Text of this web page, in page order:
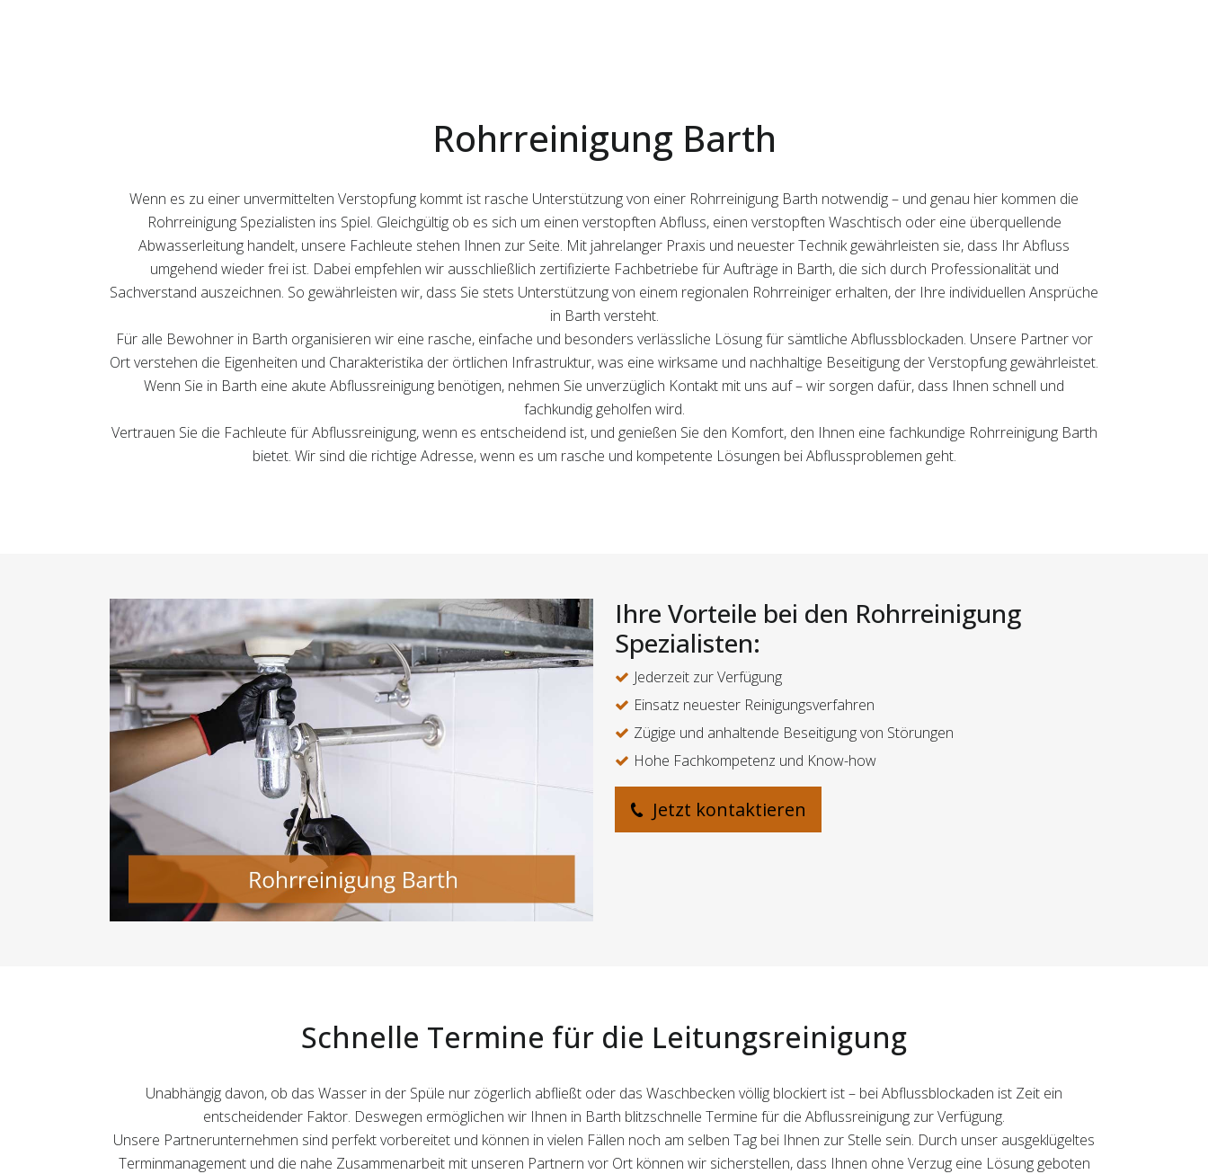
Rohrreinigung Barth
Wenn es zu einer unvermittelten Verstopfung kommt ist rasche Unterstützung von einer Rohrreinigung Barth notwendig – und genau hier kommen die
Rohrreinigung Spezialisten ins Spiel. Gleichgültig ob es sich um einen verstopften Abfluss, einen verstopften Waschtisch oder eine überquellende
Abwasserleitung handelt, unsere Fachleute stehen Ihnen zur Seite. Mit jahrelanger Praxis und neuester Technik gewährleisten sie, dass Ihr Abfluss
umgehend wieder frei ist. Dabei empfehlen wir ausschließlich zertifizierte Fachbetriebe für Aufträge in Barth, die sich durch Professionalität und
Sachverstand auszeichnen. So gewährleisten wir, dass Sie stets Unterstützung von einem regionalen Rohrreiniger erhalten, der Ihre individuellen Ansprüche
in Barth versteht.
Für alle Bewohner in Barth organisieren wir eine rasche, einfache und besonders verlässliche Lösung für sämtliche Abflussblockaden. Unsere Partner vor
Ort verstehen die Eigenheiten und Charakteristika der örtlichen Infrastruktur, was eine wirksame und nachhaltige Beseitigung der Verstopfung gewährleistet.
Wenn Sie in Barth eine akute Abflussreinigung benötigen, nehmen Sie unverzüglich Kontakt mit uns auf – wir sorgen dafür, dass Ihnen schnell und
fachkundig geholfen wird.
Vertrauen Sie die Fachleute für Abflussreinigung, wenn es entscheidend ist, und genießen Sie den Komfort, den Ihnen eine fachkundige Rohrreinigung Barth
bietet. Wir sind die richtige Adresse, wenn es um rasche und kompetente Lösungen bei Abflussproblemen geht.
Ihre Vorteile bei den Rohrreinigung
Spezialisten:
Jederzeit zur Verfügung
Einsatz neuester Reinigungsverfahren
Zügige und anhaltende Beseitigung von Störungen
Hohe Fachkompetenz und Know-how
Jetzt kontaktieren
Schnelle Termine für die Leitungsreinigung
Unabhängig davon, ob das Wasser in der Spüle nur zögerlich abfließt oder das Waschbecken völlig blockiert ist – bei Abflussblockaden ist Zeit ein
entscheidender Faktor. Deswegen ermöglichen wir Ihnen in Barth blitzschnelle Termine für die Abflussreinigung zur Verfügung.
Unsere Partnerunternehmen sind perfekt vorbereitet und können in vielen Fällen noch am selben Tag bei Ihnen zur Stelle sein. Durch unser ausgeklügeltes
Terminmanagement und die nahe Zusammenarbeit mit unseren Partnern vor Ort können wir sicherstellen, dass Ihnen ohne Verzug eine Lösung geboten